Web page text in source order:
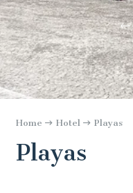
Home Hotel Playas
Playas